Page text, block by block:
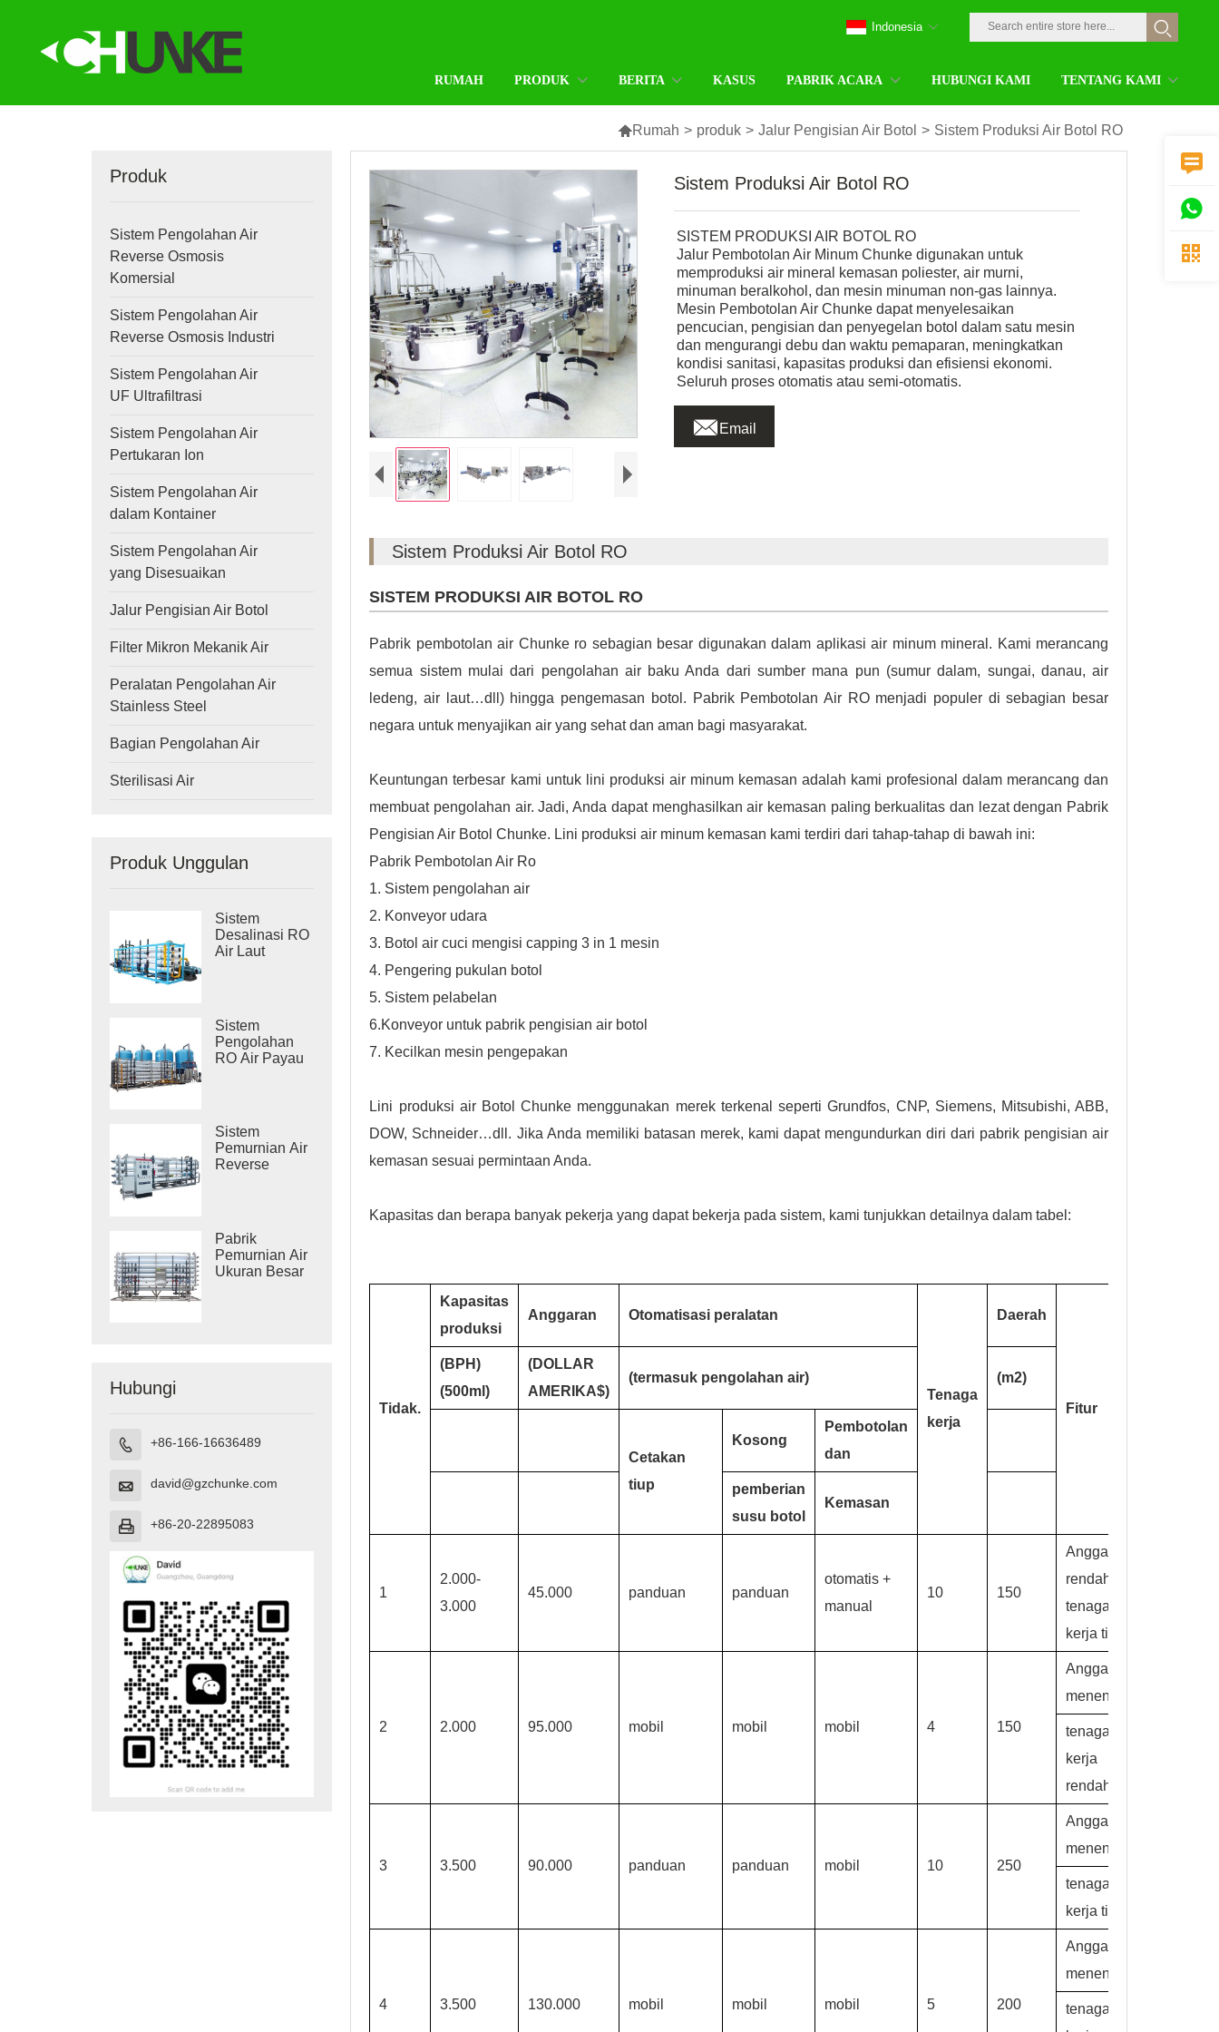
RUMAH PRODUK BERITA KASUS PABRIK ACARA HUBUNGI KAMI TENTANG KAMI
Indonesia
Rumah > produk > Jalur Pengisian Air Botol > Sistem Produksi Air Botol RO
Produk
Sistem Pengolahan Air
Reverse Osmosis
Komersial
Sistem Pengolahan Air
Reverse Osmosis Industri
Sistem Pengolahan Air
UF Ultrafiltrasi
Sistem Pengolahan Air
Pertukaran Ion
Sistem Pengolahan Air
dalam Kontainer
Sistem Pengolahan Air
yang Disesuaikan
Jalur Pengisian Air Botol
Filter Mikron Mekanik Air
Peralatan Pengolahan Air
Stainless Steel
Bagian Pengolahan Air
Sterilisasi Air
Produk Unggulan
Sistem
Desalinasi RO
Air Laut
Sistem
Pengolahan
RO Air Payau
Sistem
Pemurnian Air
Reverse
Pabrik
Pemurnian Air
Ukuran Besar
Hubungi
 +86-166-16636489
 david@gzchunke.com
 +86-20-22895083
Sistem Produksi Air Botol RO
SISTEM PRODUKSI AIR BOTOL RO
Jalur Pembotolan Air Minum Chunke digunakan untuk
memproduksi air mineral kemasan poliester, air murni,
minuman beralkohol, dan mesin minuman non-gas lainnya.
Mesin Pembotolan Air Chunke dapat menyelesaikan
pencucian, pengisian dan penyegelan botol dalam satu mesin
dan mengurangi debu dan waktu pemaparan, meningkatkan
kondisi sanitasi, kapasitas produksi dan efisiensi ekonomi.
Seluruh proses otomatis atau semi-otomatis.
 Email
Sistem Produksi Air Botol RO
SISTEM PRODUKSI AIR BOTOL RO
Pabrik pembotolan air Chunke ro sebagian besar digunakan dalam aplikasi air minum mineral. Kami merancang
semua sistem mulai dari pengolahan air baku Anda dari sumber mana pun (sumur dalam, sungai, danau, air
ledeng, air laut…dll) hingga pengemasan botol. Pabrik Pembotolan Air RO menjadi populer di sebagian besar
negara untuk menyajikan air yang sehat dan aman bagi masyarakat.
Keuntungan terbesar kami untuk lini produksi air minum kemasan adalah kami profesional dalam merancang dan
membuat pengolahan air. Jadi, Anda dapat menghasilkan air kemasan paling berkualitas dan lezat dengan Pabrik
Pengisian Air Botol Chunke. Lini produksi air minum kemasan kami terdiri dari tahap-tahap di bawah ini:
Pabrik Pembotolan Air Ro
1. Sistem pengolahan air
2. Konveyor udara
3. Botol air cuci mengisi capping 3 in 1 mesin
4. Pengering pukulan botol
5. Sistem pelabelan
6.Konveyor untuk pabrik pengisian air botol
7. Kecilkan mesin pengepakan
Lini produksi air Botol Chunke menggunakan merek terkenal seperti Grundfos, CNP, Siemens, Mitsubishi, ABB,
DOW, Schneider…dll. Jika Anda memiliki batasan merek, kami dapat mengundurkan diri dari pabrik pengisian air
kemasan sesuai permintaan Anda.
Kapasitas dan berapa banyak pekerja yang dapat bekerja pada sistem, kami tunjukkan detailnya dalam tabel:
Tidak.
Kapasitas
produksi
Anggaran Otomatisasi peralatan
Tenaga
kerja
Daerah
Fitur
(BPH)
(500ml)
(DOLLAR
AMERIKA$)
(termasuk pengolahan air) (m2)
Cetakan
tiup
Kosong
Pembotolan
dan
pemberian
susu botol
Kemasan
1
2.000-
3.000
45.000 panduan panduan
otomatis +
manual
10 150
Anggaran
rendah,
tenaga
kerja tinggi
2 2.000 95.000 mobil mobil mobil 4 150
Anggaran
menengah,
tenaga
kerja
rendah
3 3.500 90.000 panduan panduan mobil 10 250
Anggaran
menengah,
tenaga
kerja tinggi
4 3.500 130.000 mobil mobil mobil 5 200
Anggaran
menengah,
tenaga


